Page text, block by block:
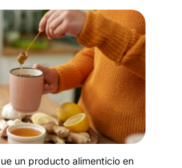
un producto alimenticio en